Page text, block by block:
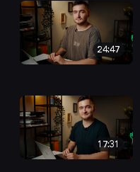
24:47
17:31